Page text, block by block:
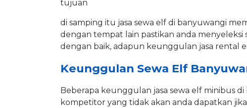
tujuan
di samping itu jasa sewa elf di banyuwangi
dengan tempat lain pastikan anda menyeleksi
dengan baik, adapun keunggulan jasa rental
Keunggulan Sewa Elf
Beberapa keunggulan jasa sewa elf minibus
kompetitor yang tidak akan anda dapatkan